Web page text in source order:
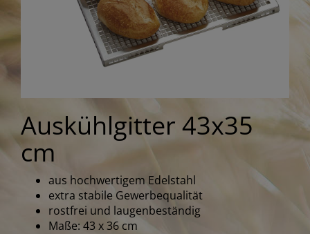
Auskühlgitter 43x35
cm
aus hochwertigem Edelstahl
extra stabile Gewerbequalität
rostfrei und laugenbeständig
Maße: 43 x 36 cm